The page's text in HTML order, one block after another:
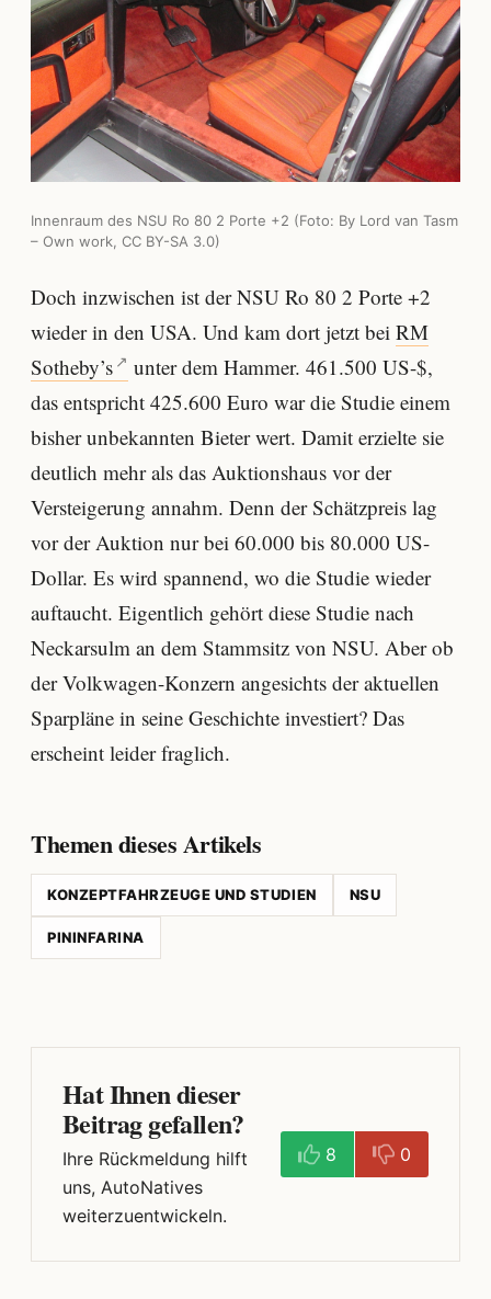
Innenraum des NSU Ro 80 2 Porte +2 (Foto: By Lord van Tasm
– Own work, CC BY-SA 3.0)
Doch inzwischen ist der NSU Ro 80 2 Porte +2
wieder in den USA. Und kam dort jetzt bei RM
Sotheby’s
unter dem Hammer. 461.500 US-$,
das entspricht 425.600 Euro war die Studie einem
bisher unbekannten Bieter wert. Damit erzielte sie
deutlich mehr als das Auktionshaus vor der
Versteigerung annahm. Denn der Schätzpreis lag
vor der Auktion nur bei 60.000 bis 80.000 US-
Dollar. Es wird spannend, wo die Studie wieder
auftaucht. Eigentlich gehört diese Studie nach
Neckarsulm an dem Stammsitz von NSU. Aber ob
der Volkwagen-Konzern angesichts der aktuellen
Sparpläne in seine Geschichte investiert? Das
erscheint leider fraglich.
Themen dieses Artikels
KONZEPTFAHRZEUGE UND STUDIEN NSU
PININFARINA
Hat Ihnen dieser
Beitrag gefallen?
Ihre Rückmeldung hilft
uns, AutoNatives
weiterzuentwickeln.
8 0